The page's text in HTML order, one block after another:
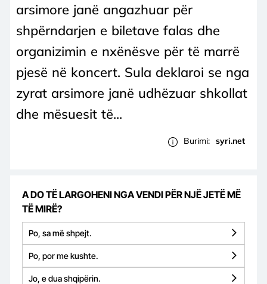
arsimore janë angazhuar për
shpërndarjen e biletave falas dhe
organizimin e nxënësve për të marrë
pjesë në koncert. Sula deklaroi se nga
zyrat arsimore janë udhëzuar shkollat
dhe mësuesit të...
Burimi: syri.net
A DO TË LARGOHENI NGA VENDI PËR NJË JETË MË
TË MIRË?
Po, sa më shpejt.
Po, por me kushte.
Jo, e dua shqipërin.